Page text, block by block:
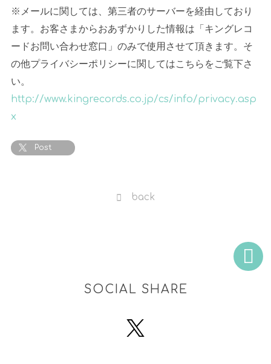
※メールに関しては、第三者のサーバーを経由しており
ます。お客さまからおあずかりした情報は「キングレコ
ードお問い合わせ窓口」のみで使用させて頂きます。そ
の他プライバシーポリシーに関してはこちらをご覧下さ
い。
http://www.kingrecords.co.jp/cs/info/privacy.asp
x
Post
back
SOCIAL SHARE